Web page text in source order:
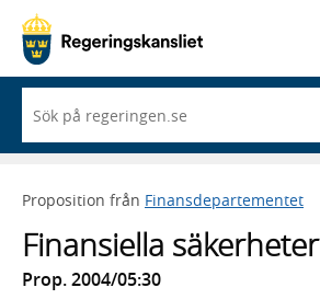
du
börjar
skriva
framträder
lista
med
sökförslag
Proposition från Finansdepartementet
Finansiella säkerheter
Prop. 2004/05:30